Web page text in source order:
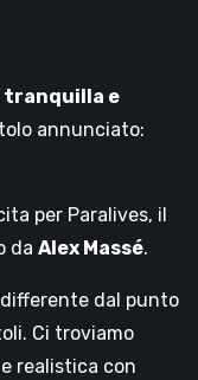
tranquilla e
annunciato:
per Paralives, il
da Alex Massé.
dal punto
Ci troviamo
realistica con